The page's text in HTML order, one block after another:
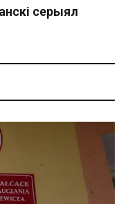
серыял